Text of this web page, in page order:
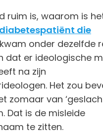
ruim is, waarom is
die
kwam onder dezelfde
dat er ideologische
na zijn
Het zou
zomaar van
Dat is de misleide
te zitten.